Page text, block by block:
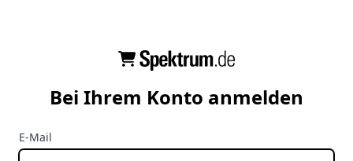
Bei Ihrem Konto anmelden
E-Mail